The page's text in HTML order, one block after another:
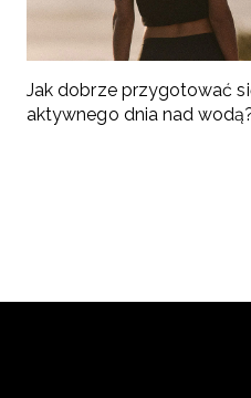
Jak dobrze przygotować
aktywnego dnia nad